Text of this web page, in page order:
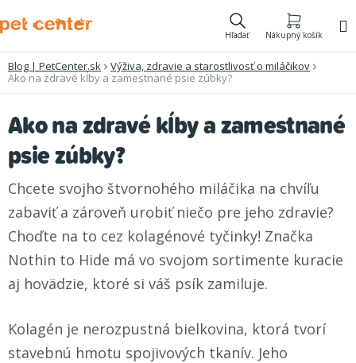
na
Hľadať Nákupný košík
Blog | PetCenter.sk
Výživa, zdravie a starostlivosť o miláčikov
Ako na zdravé kĺby a zamestnané psie zúbky?
Ako na zdravé kĺby a zamestnané
psie zúbky?
Chcete svojho štvornohého miláčika na chvíľu
zabaviť a zároveň urobiť niečo pre jeho zdravie?
Choďte na to cez kolagénové tyčinky! Značka
Nothin to Hide má vo svojom sortimente kuracie
aj hovädzie, ktoré si váš psík zamiluje.
Kolagén je nerozpustná bielkovina, ktorá tvorí
stavebnú hmotu spojivových tkanív. Jeho